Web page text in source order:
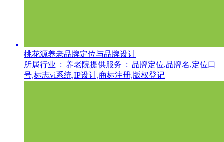
桃花源养老品牌定位与品牌设计
所属行业 : 养老院提供服务 : 品牌定位,品牌名,定位口
号,标志vi系统,IP设计,商标注册,版权登记